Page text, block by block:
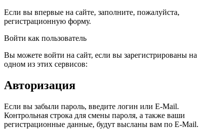
Если вы впервые на сайте, заполните, пожалуйста,
регистрационную форму.
Войти как пользователь
Вы можете войти на сайт, если вы зарегистрированы на
одном из этих сервисов:
Авторизация
Если вы забыли пароль, введите логин или E-Mail.
Контрольная строка для смены пароля, а также ваши
регистрационные данные, будут высланы вам по E-Mail.